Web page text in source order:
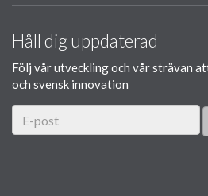
Håll dig uppdaterad
Följ vår utveckling och vår strävan
och svensk innovation